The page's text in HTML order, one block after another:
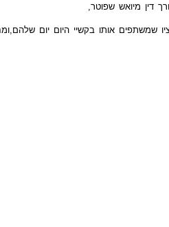
דין מיואש שפוטר,
אותו בקשיי היום יום